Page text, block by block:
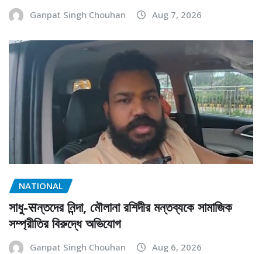
Ganpat Singh Chouhan Aug 7, 2026
NATIONAL
সাধু-सন্তদের নিন্দা, মৌলানা রশিদীর মন্তব্যকে সামাজিক
সম্প্রীতির বিরুদ্ধে অভিযোগ
Ganpat Singh Chouhan Aug 6, 2026